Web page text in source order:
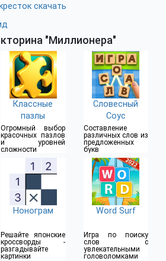
скачать
"Миллионера"
Классные
пазлы
Огромный выбор
красочных пазлов
и уровней
сложности
Словесный
Соус
Составление
различных слов из
предложенных
букв
Нонограм
Решайте японские
кроссворды -
разгадывайте
картинки
Word Surf
Игра по поиску
слов с
увлекательными
головоломками